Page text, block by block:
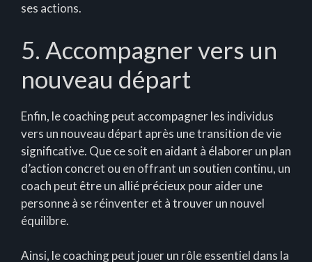
ses actions.
5. Accompagner vers un
nouveau départ
Enfin, le coaching peut accompagner les individus
vers un nouveau départ après une transition de vie
significative. Que ce soit en aidant à élaborer un plan
d’action concret ou en offrant un soutien continu, un
coach peut être un allié précieux pour aider une
personne à se réinventer et à trouver un nouvel
équilibre.
Ainsi, le coaching peut jouer un rôle essentiel dans la